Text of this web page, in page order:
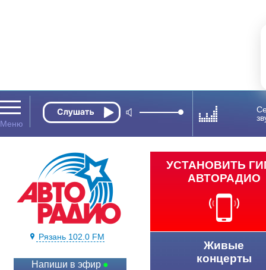
Рязань 102.0 FM
Напиши в эфир
УСТАНОВИТЬ
АВТОРАДИО
Живые
концерты